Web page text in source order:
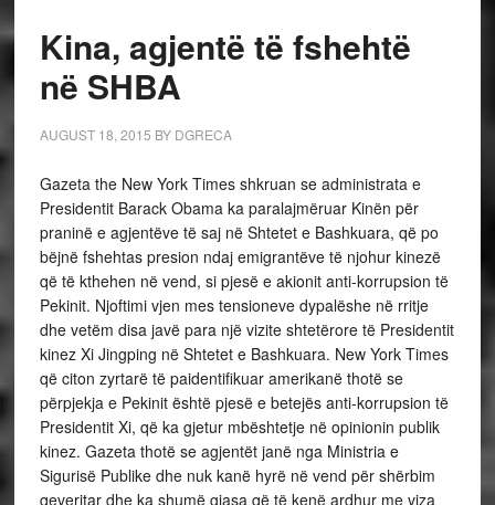
Kina, agjentë të fshehtë
në SHBA
AUGUST 18, 2015 BY DGRECA
Gazeta the New York Times shkruan se administrata e
Presidentit Barack Obama ka paralajmëruar Kinën për
praninë e agjentëve të saj në Shtetet e Bashkuara, që po
bëjnë fshehtas presion ndaj emigrantëve të njohur kinezë
që të kthehen në vend, si pjesë e akionit anti-korrupsion të
Pekinit. Njoftimi vjen mes tensioneve dypalëshe në rritje
dhe vetëm disa javë para një vizite shtetërore të Presidentit
kinez Xi Jingping në Shtetet e Bashkuara. New York Times
që citon zyrtarë të paidentifikuar amerikanë thotë se
përpjekja e Pekinit është pjesë e betejës anti-korrupsion të
Presidentit Xi, që ka gjetur mbështetje në opinionin publik
kinez. Gazeta thotë se agjentët janë nga Ministria e
Sigurisë Publike dhe nuk kanë hyrë në vend për shërbim
qeveritar dhe ka shumë gjasa që të kenë ardhur me viza